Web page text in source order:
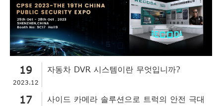
19
2023.12
자동차 DVR 시스템이란 무엇입니까?
17
사이드 카메라 솔루션으로 트럭의 안전 극대